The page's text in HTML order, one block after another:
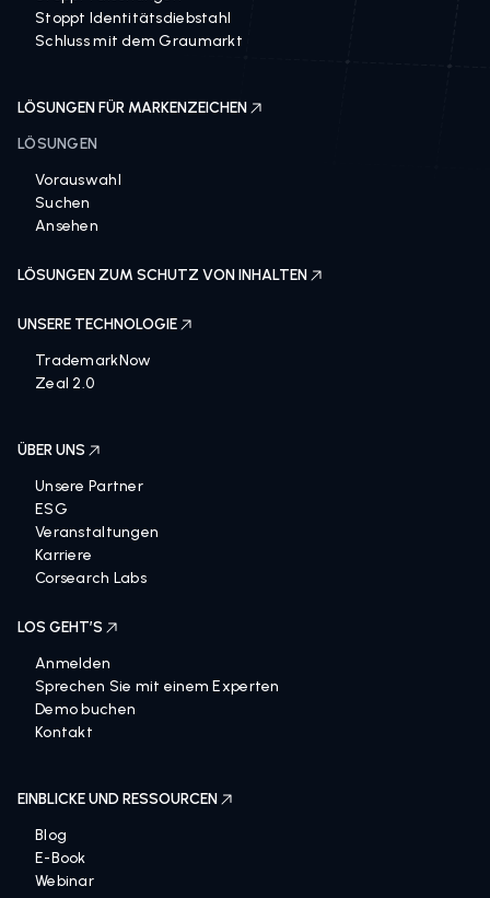
Stoppt Identitätsdiebstahl
Schluss mit dem Graumarkt
LÖSUNGEN FÜR MARKENZEICHEN
LÖSUNGEN
Vorauswahl
Suchen
Ansehen
LÖSUNGEN ZUM SCHUTZ VON INHALTEN
UNSERE TECHNOLOGIE
TrademarkNow
Zeal 2.0
ÜBER UNS
Unsere Partner
ESG
Veranstaltungen
Karriere
Corsearch Labs
LOS GEHT’S
Anmelden
Sprechen Sie mit einem Experten
Demo buchen
Kontakt
EINBLICKE UND RESSOURCEN
Blog
E-Book
Webinar